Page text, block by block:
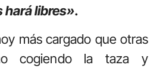
hará libres».
más cargado que otras
cogiendo la taza y